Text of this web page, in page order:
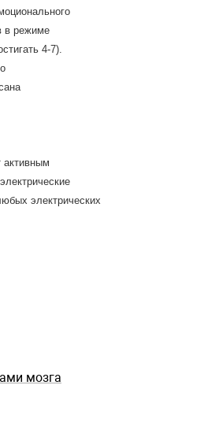
в режиме
4-7).
активным
электрических
мозга